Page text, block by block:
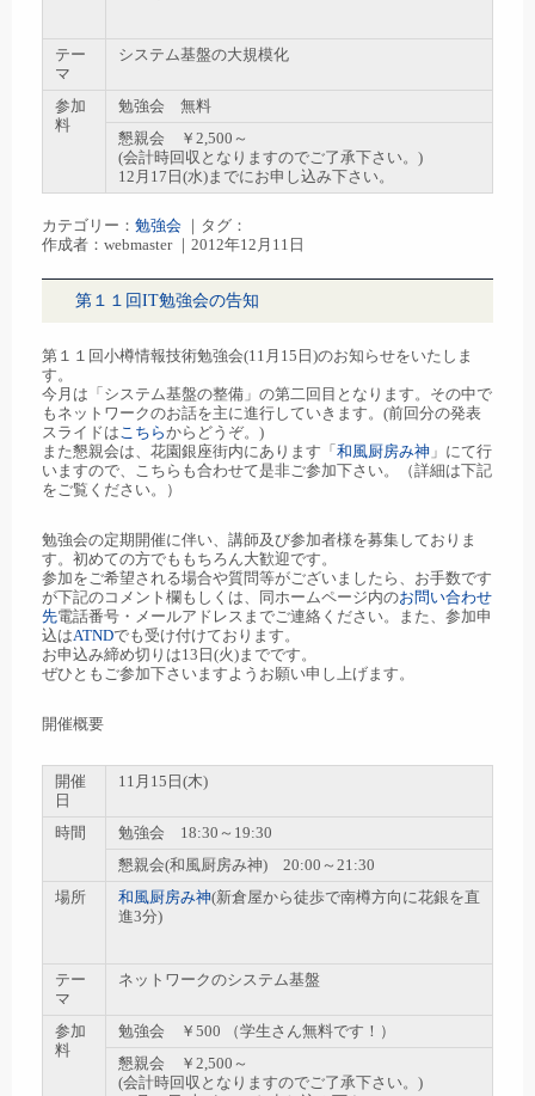
テー
マ
システム基盤の大規模化
参加
料
勉強会 無料
懇親会 ￥2,500～
(会計時回収となりますのでご了承下さい。)
12月17日(水)までにお申し込み下さい。
カテゴリー： 勉強会 ｜タグ：
作成者：webmaster ｜2012年12月11日
第１１回IT勉強会の告知
第１１回小樽情報技術勉強会(11月15日)のお知らせをいたしま
す。
今月は「システム基盤の整備」の第二回目となります。その中で
もネットワークのお話を主に進行していきます。(前回分の発表
スライドは こちらからどうぞ。)
また懇親会は、花園銀座街内にあります「 和風厨房み神 」にて行
いますので、こちらも合わせて是非ご参加下さい。（詳細は下記
をご覧ください。）
勉強会の定期開催に伴い、講師及び参加者様を募集しておりま
す。初めての方でももちろん大歓迎です。
参加をご希望される場合や質問等がございましたら、お手数です
が下記のコメント欄もしくは、同ホームページ内のお問い合わせ
先電話番号・メールアドレスまでご連絡ください。また、参加申
込はATNDでも受け付けております。
お申込み締め切りは13日(火)までです。
ぜひともご参加下さいますようお願い申し上げます。
開催概要
開催
日
11月15日(木)
時間
勉強会 18:30～19:30
懇親会(和風厨房み神) 20:00～21:30
場所
和風厨房み神(新倉屋から徒歩で南樽方向に花銀を直
進3分)
テー
マ
ネットワークのシステム基盤
参加
料
勉強会 ￥500 （学生さん無料です！）
懇親会 ￥2,500～
(会計時回収となりますのでご了承下さい。)